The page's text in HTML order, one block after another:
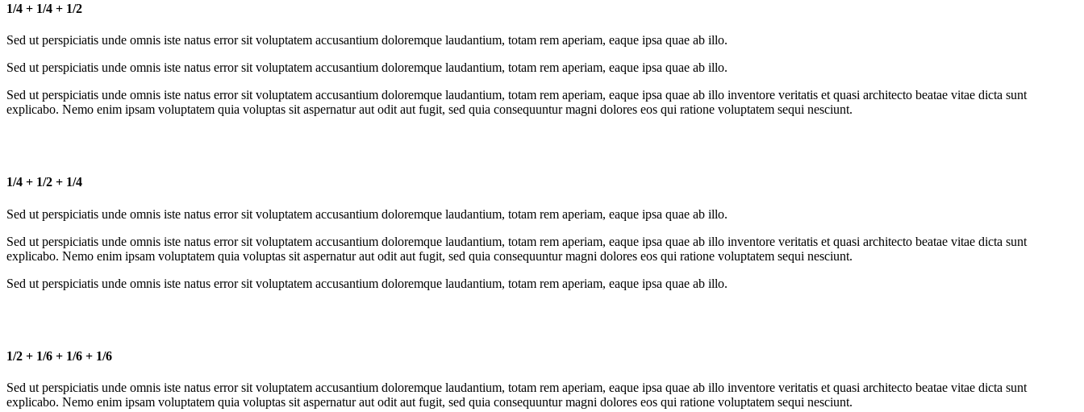
1/4 + 1/4 + 1/2
Sed ut perspiciatis unde omnis iste natus error sit voluptatem accusantium doloremque laudantium, totam rem aperiam, eaque ipsa quae ab illo.
Sed ut perspiciatis unde omnis iste natus error sit voluptatem accusantium doloremque laudantium, totam rem aperiam, eaque ipsa quae ab illo.
Sed ut perspiciatis unde omnis iste natus error sit voluptatem accusantium doloremque laudantium, totam rem aperiam, eaque ipsa quae ab illo inventore veritatis et quasi architecto beatae vitae dicta sunt
explicabo. Nemo enim ipsam voluptatem quia voluptas sit aspernatur aut odit aut fugit, sed quia consequuntur magni dolores eos qui ratione voluptatem sequi nesciunt.
1/4 + 1/2 + 1/4
Sed ut perspiciatis unde omnis iste natus error sit voluptatem accusantium doloremque laudantium, totam rem aperiam, eaque ipsa quae ab illo.
Sed ut perspiciatis unde omnis iste natus error sit voluptatem accusantium doloremque laudantium, totam rem aperiam, eaque ipsa quae ab illo inventore veritatis et quasi architecto beatae vitae dicta sunt
explicabo. Nemo enim ipsam voluptatem quia voluptas sit aspernatur aut odit aut fugit, sed quia consequuntur magni dolores eos qui ratione voluptatem sequi nesciunt.
Sed ut perspiciatis unde omnis iste natus error sit voluptatem accusantium doloremque laudantium, totam rem aperiam, eaque ipsa quae ab illo.
1/2 + 1/6 + 1/6 + 1/6
Sed ut perspiciatis unde omnis iste natus error sit voluptatem accusantium doloremque laudantium, totam rem aperiam, eaque ipsa quae ab illo inventore veritatis et quasi architecto beatae vitae dicta sunt
explicabo. Nemo enim ipsam voluptatem quia voluptas sit aspernatur aut odit aut fugit, sed quia consequuntur magni dolores eos qui ratione voluptatem sequi nesciunt.